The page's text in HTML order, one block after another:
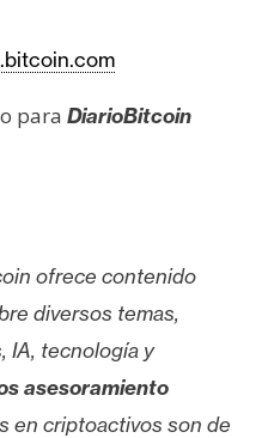
para DiarioBitcoin
ofrece contenido
diversos temas,
IA, tecnología y
asesoramiento
en criptoactivos son de